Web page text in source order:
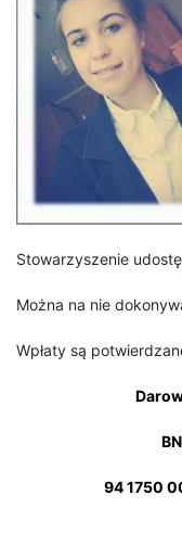
Stowarzyszenie
Można na nie
Wpłaty są
94 1750